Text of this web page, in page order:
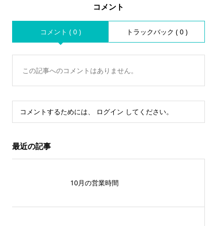
コメント
コメント ( 0 ) トラックバック ( 0 )
この記事へのコメントはありません。
コメントするためには、 ログイン してください。
最近の記事
10月の営業時間